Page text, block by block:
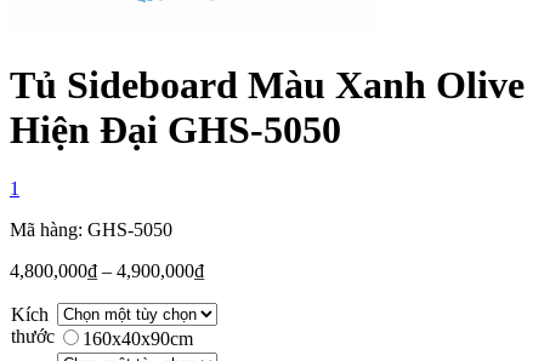
Tủ Sideboard Màu Xanh Olive
Hiện Đại GHS-5050
1
Mã hàng: GHS-5050
4,800,000₫ – 4,900,000₫
Kích
thước
160x40x90cm